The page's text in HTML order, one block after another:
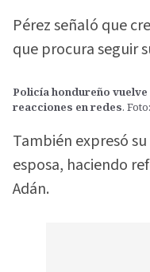
Pérez señaló que
que procura seguir
Policía hondureño
reacciones en redes.
También expresó
esposa, haciendo
Adán.